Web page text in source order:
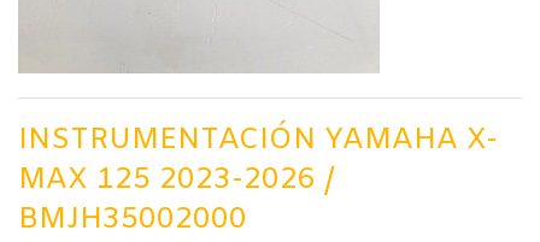
INSTRUMENTACIÓN YAMAHA X-
MAX 125 2023-2026 /
BMJH35002000